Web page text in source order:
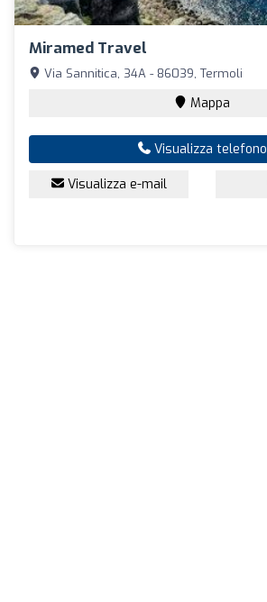
Miramed Travel
Via Sannitica, 34A - 86039, Termoli
Mappa
Visualizza telefono
Visualizza e-mail